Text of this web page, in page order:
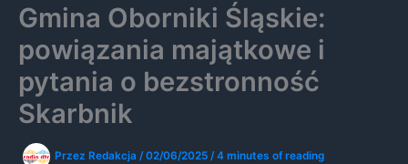
Gmina Oborniki Śląskie:
powiązania majątkowe i
pytania o bezstronność
Skarbnik
Przez Redakcja /02/06/2025 /4 minutes of reading